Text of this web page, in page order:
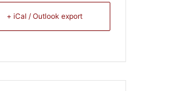
+ iCal / Outlook export